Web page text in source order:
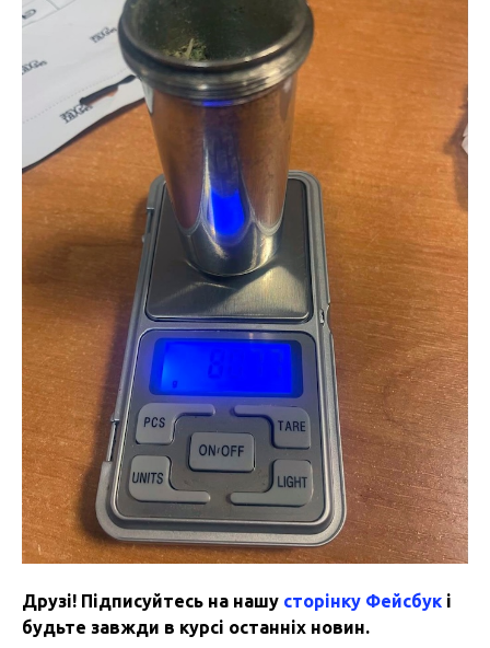
Друзі! Підписуйтесь на нашу сторінку Фейсбук і
будьте завжди в курсі останніх новин.